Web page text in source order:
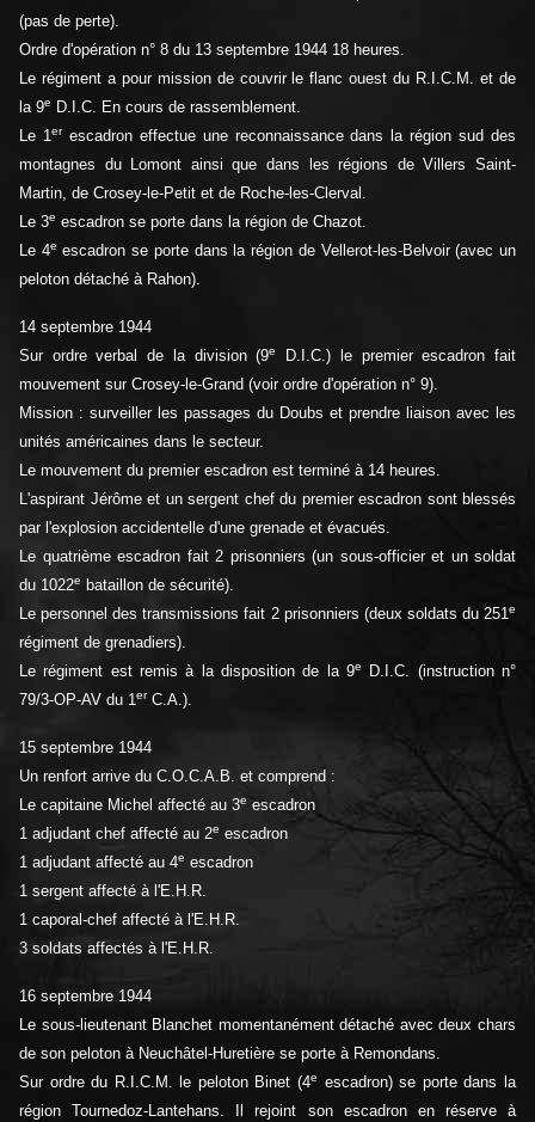
(pas de perte).
Ordre d'opération n° 8 du 13 septembre 1944 18 heures.
Le régiment a pour mission de couvrir le flanc ouest du R.I.C.M. et de
la 9e
D.I.C. En cours de rassemblement.
Le 1erescadron effectue une reconnaissance dans la région sud des
montagnes du Lomont ainsi que dans les régions de Villers Saint-
Martin, de Crosey-le-Petit et de Roche-les-Clerval.
Le 3e escadron se porte dans la région de Chazot.
Le 4e escadron se porte dans la région de Vellerot-les-Belvoir (avec un
peloton détaché à Rahon).
14 septembre 1944
Sur ordre verbal de la division (9e
D.I.C.) le premier escadron fait
mouvement sur Crosey-le-Grand (voir ordre d'opération n° 9).
Mission : surveiller les passages du Doubs et prendre liaison avec les
unités américaines dans le secteur.
Le mouvement du premier escadron est terminé à 14 heures.
L'aspirant Jérôme et un sergent chef du premier escadron sont blessés
par l'explosion accidentelle d'une grenade et évacués.
Le quatrième escadron fait 2 prisonniers (un sous-officier et un soldat
du 1022e
bataillon de sécurité).
Le personnel des transmissions fait 2 prisonniers (deux soldats du 251e
régiment de grenadiers).
Le régiment est remis à la disposition de la 9e
D.I.C. (instruction n°
79/3-OP-AV du 1erC.A.).
15 septembre 1944
Un renfort arrive du C.O.C.A.B. et comprend :
Le capitaine Michel affecté au 3e escadron
1 adjudant chef affecté au 2e escadron
1 adjudant affecté au 4e escadron
1 sergent affecté à l'E.H.R.
1 caporal-chef affecté à l'E.H.R.
3 soldats affectés à l'E.H.R.
16 septembre 1944
Le sous-lieutenant Blanchet momentanément détaché avec deux chars
de son peloton à Neuchâtel-Huretière se porte à Remondans.
Sur ordre du R.I.C.M. le peloton Binet (4e
escadron) se porte dans la
région Tournedoz-Lantehans. Il rejoint son escadron en réserve à